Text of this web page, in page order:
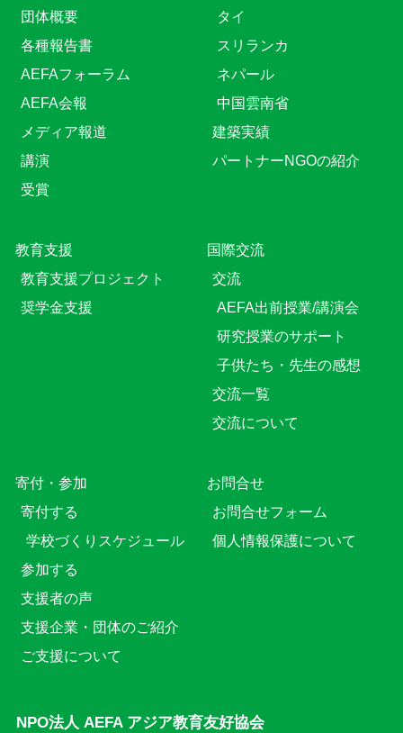
団体概要
各種報告書
AEFAフォーラム
AEFA会報
メディア報道
講演
受賞
タイ
スリランカ
ネパール
中国雲南省
建築実績
パートナーNGOの紹介
教育⽀援
教育⽀援プロジェクト
奨学金支援
国際交流
交流
AEFA出前授業/講演会
研究授業のサポート
子供たち・先生の感想
交流一覧
交流について
寄付・参加
寄付する
学校づくりスケジュール
参加する
支援者の声
支援企業・団体のご紹介
ご支援について
お問合せ
お問合せフォーム
個人情報保護について
NPO法人 AEFA アジア教育友好協会